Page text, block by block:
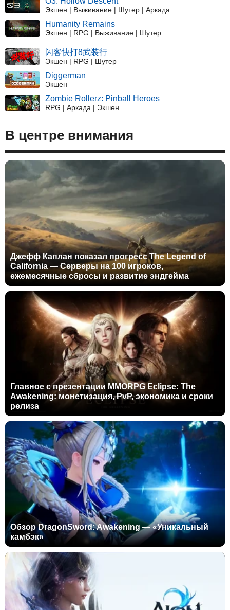
Экшен | Выживание | Шутер | Аркада
Humanity Remains
Экшен | RPG | Выживание | Шутер
闪客快打8武装行
Экшен | RPG | Шутер
Diggerman
Экшен
Zombie Rollerz: Pinball Heroes
RPG | Аркада | Экшен
В центре внимания
Джефф Каплан показал прогресс The Legend of
California — Серверы на 100 игроков,
ежемесячные сбросы и развитие эндгейма
Главное с презентации MMORPG Eclipse: The
Awakening: монетизация, PvP, экономика и сроки
релиза
Обзор DragonSword: Awakening — «Уникальный
камбэк»